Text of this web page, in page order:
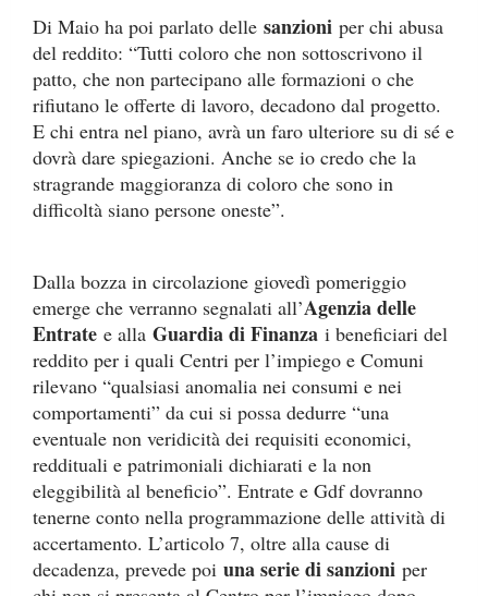
V
o
l
u
m
e
9
0
%
Di Maio ha poi parlato delle sanzioni per chi abusa
del reddito: “Tutti coloro che non sottoscrivono il
patto, che non partecipano alle formazioni o che
rifiutano le offerte di lavoro, decadono dal progetto.
E chi entra nel piano, avrà un faro ulteriore su di sé e
dovrà dare spiegazioni. Anche se io credo che la
stragrande maggioranza di coloro che sono in
difficoltà siano persone oneste”.
Dalla bozza in circolazione giovedì pomeriggio
emerge che verranno segnalati all’Agenzia delle
Entrate e alla Guardia di Finanza i beneficiari del
reddito per i quali Centri per l’impiego e Comuni
rilevano “qualsiasi anomalia nei consumi e nei
comportamenti” da cui si possa dedurre “una
eventuale non veridicità dei requisiti economici,
reddituali e patrimoniali dichiarati e la non
eleggibilità al beneficio”. Entrate e Gdf dovranno
tenerne conto nella programmazione delle attività di
accertamento. L’articolo 7, oltre alla cause di
decadenza, prevede poi una serie di sanzioni per